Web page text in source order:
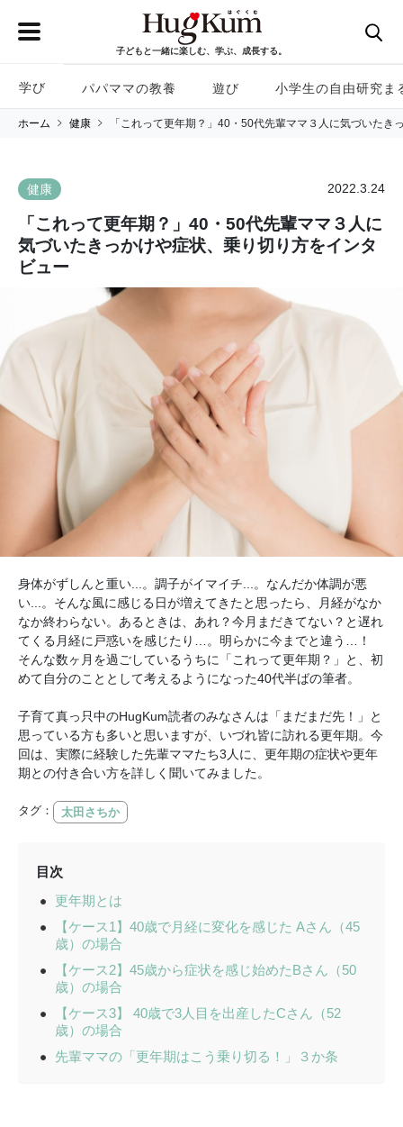
子どもと一緒に楽しむ、学ぶ、成長する。
学び パパママの教養 遊び 小学生の自由研究ま
ホーム 健康 「これって更年期？」40・50代先輩ママ３人に気づいたき
健康 2022.3.24
「これって更年期？」40・50代先輩ママ３人に
気づいたきっかけや症状、乗り切り方をインタ
ビュー
身体がずしんと重い...。調子がイマイチ...。なんだか体調が悪
い...。そんな風に感じる日が増えてきたと思ったら、月経がなか
なか終わらない。あるときは、あれ？今月まだきてない？と遅れ
てくる月経に戸惑いを感じたり…。明らかに今までと違う…！
そんな数ヶ月を過ごしているうちに「これって更年期？」と、初
めて自分のこととして考えるようになった40代半ばの筆者。
子育て真っ只中のHugKum読者のみなさんは「まだまだ先！」と
思っている方も多いと思いますが、いづれ皆に訪れる更年期。今
回は、実際に経験した先輩ママたち3人に、更年期の症状や更年
期との付き合い方を詳しく聞いてみました。
タグ： 太田さちか
目次
更年期とは
【ケース1】40歳で月経に変化を感じた Aさん（45
歳）の場合
【ケース2】45歳から症状を感じ始めたBさん（50
歳）の場合
【ケース3】 40歳で3人目を出産したCさん（52
歳）の場合
先輩ママの「更年期はこう乗り切る！」３か条